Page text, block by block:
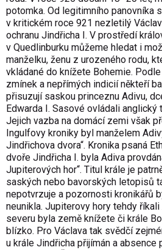
potomka. Od legitimního panovníka
v kritickém roce 921 nezletilý
ochranu Jindřicha I. V prostředí
v Quedlinburku můžeme hledat i
manželku, ženu z urozeného rodu,
vkládané do knížete Bohemie.
zmínek a nepřímých indicií někteří
přisuzují saskou princeznu Adivu,
Edwarda I. Sasové ovládali anglický
Jejich vazba na domácí zemi však
Ingulfovy kroniky byl manželem
Jindřichova dvora“. Kronika psaná
dvoře Jindřicha I. byla Adiva
Jupiterových hor“. Titul krále je
saských nebo bavorských letopisů
nepotvrzuje a pozornosti kronikářů
neunikla. Jupiterovy hory tehdy
severu byla země knížete či krále
blízko. Pro Václava tak svědčí
u krále Jindřicha přijímán a absence